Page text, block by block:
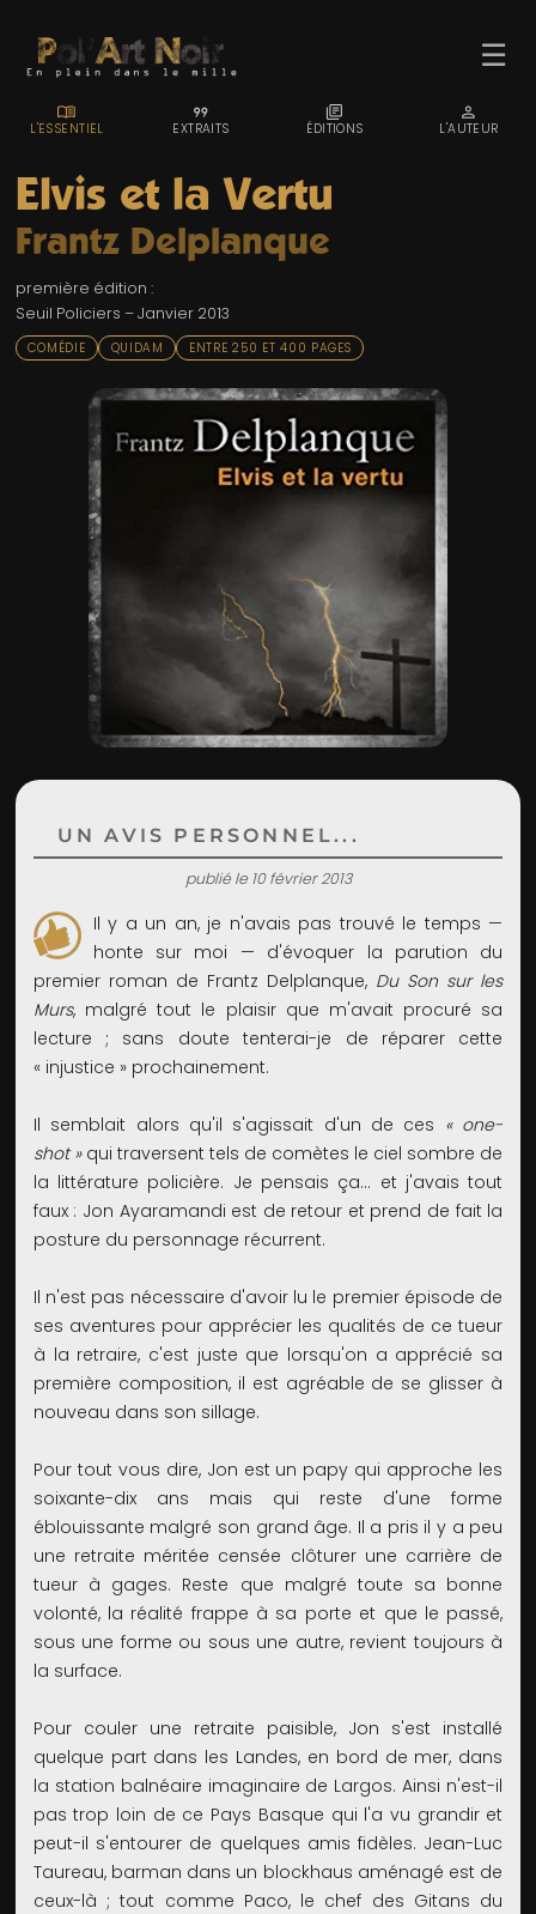
☰
ACCUEIL
TROMBINO
INDEX
RECHERCHE
LIENS & FESTIVALS
UN POLAR AU HASARD
Elvis et la Vertu
Frantz Delplanque
première édition :
Seuil Policiers – Janvier 2013
COMÉDIE QUIDAM ENTRE 250 ET 400 PAGES
UN AVIS PERSONNEL...
publié le 10 février 2013
Il y a un an, je n'avais pas trouvé le temps —
honte sur moi — d'évoquer la parution du
premier roman de Frantz Delplanque, Du Son sur les
Murs, malgré tout le plaisir que m'avait procuré sa
lecture ; sans doute tenterai-je de réparer cette
« injustice » prochainement.
Il semblait alors qu'il s'agissait d'un de ces « one-
shot »qui traversent tels de comètes le ciel sombre de
la littérature policière. Je pensais ça… et j'avais tout
faux : Jon Ayaramandi est de retour et prend de fait la
posture du personnage récurrent.
Il n'est pas nécessaire d'avoir lu le premier épisode de
ses aventures pour apprécier les qualités de ce tueur
à la retraire, c'est juste que lorsqu'on a apprécié sa
première composition, il est agréable de se glisser à
nouveau dans son sillage.
Pour tout vous dire, Jon est un papy qui approche les
soixante-dix ans mais qui reste d'une forme
éblouissante malgré son grand âge. Il a pris il y a peu
une retraite méritée censée clôturer une carrière de
tueur à gages. Reste que malgré toute sa bonne
volonté, la réalité frappe à sa porte et que le passé,
sous une forme ou sous une autre, revient toujours à
la surface.
Pour couler une retraite paisible, Jon s'est installé
quelque part dans les Landes, en bord de mer, dans
la station balnéaire imaginaire de Largos. Ainsi n'est-il
pas trop loin de ce Pays Basque qui l'a vu grandir et
peut-il s'entourer de quelques amis fidèles. Jean-Luc
Taureau, barman dans un blockhaus aménagé est de
ceux-là ; tout comme Paco, le chef des Gitans du
MENU_BOOK
L'ESSENTIEL
FORMAT_QUOTE
EXTRAITS
LIBRARY_BOOKS
ÉDITIONS
PERSON
L'AUTEUR